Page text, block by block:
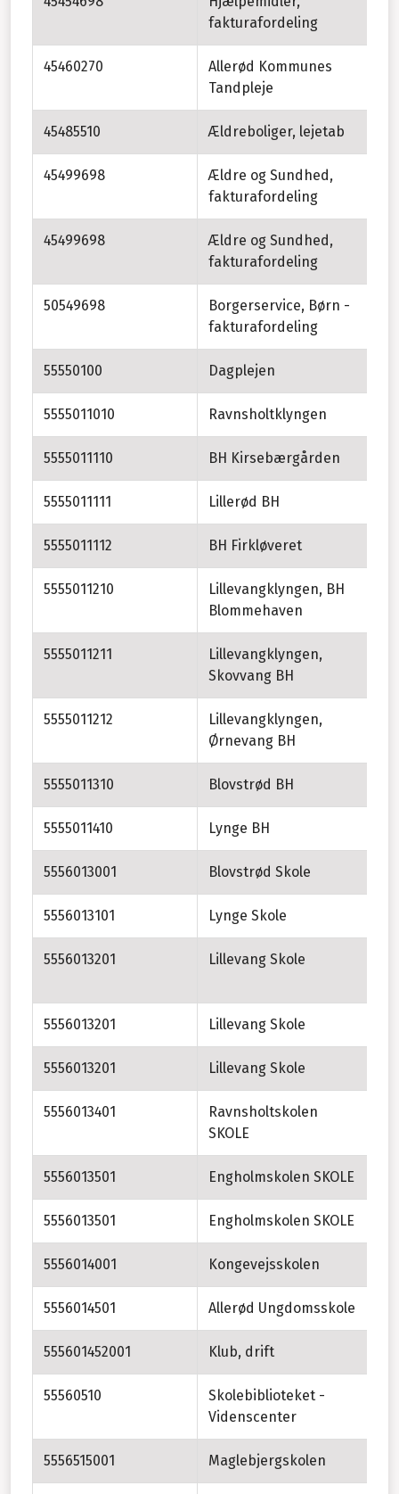
fakturafordeling
45460270
Allerød Kommunes
Tandpleje
45485510 Ældreboliger, lejetab
45499698
Ældre og Sundhed,
fakturafordeling
45499698
Ældre og Sundhed,
fakturafordeling
50549698
Borgerservice, Børn -
fakturafordeling
55550100 Dagplejen
5555011010 Ravnsholtklyngen
5555011110 BH Kirsebærgården
5555011111 Lillerød BH
5555011112 BH Firkløveret
5555011210
Lillevangklyngen, BH
Blommehaven
5555011211
Lillevangklyngen,
Skovvang BH
5555011212
Lillevangklyngen,
Ørnevang BH
5555011310 Blovstrød BH
5555011410 Lynge BH
5556013001 Blovstrød Skole
5556013101 Lynge Skole
5556013201 Lillevang Skole
5556013201 Lillevang Skole
5556013201 Lillevang Skole
5556013401
Ravnsholtskolen
SKOLE
5556013501 Engholmskolen SKOLE
5556013501 Engholmskolen SKOLE
5556014001 Kongevejsskolen
5556014501 Allerød Ungdomsskole
555601452001 Klub, drift
55560510
Skolebiblioteket -
Videnscenter
5556515001 Maglebjergskolen